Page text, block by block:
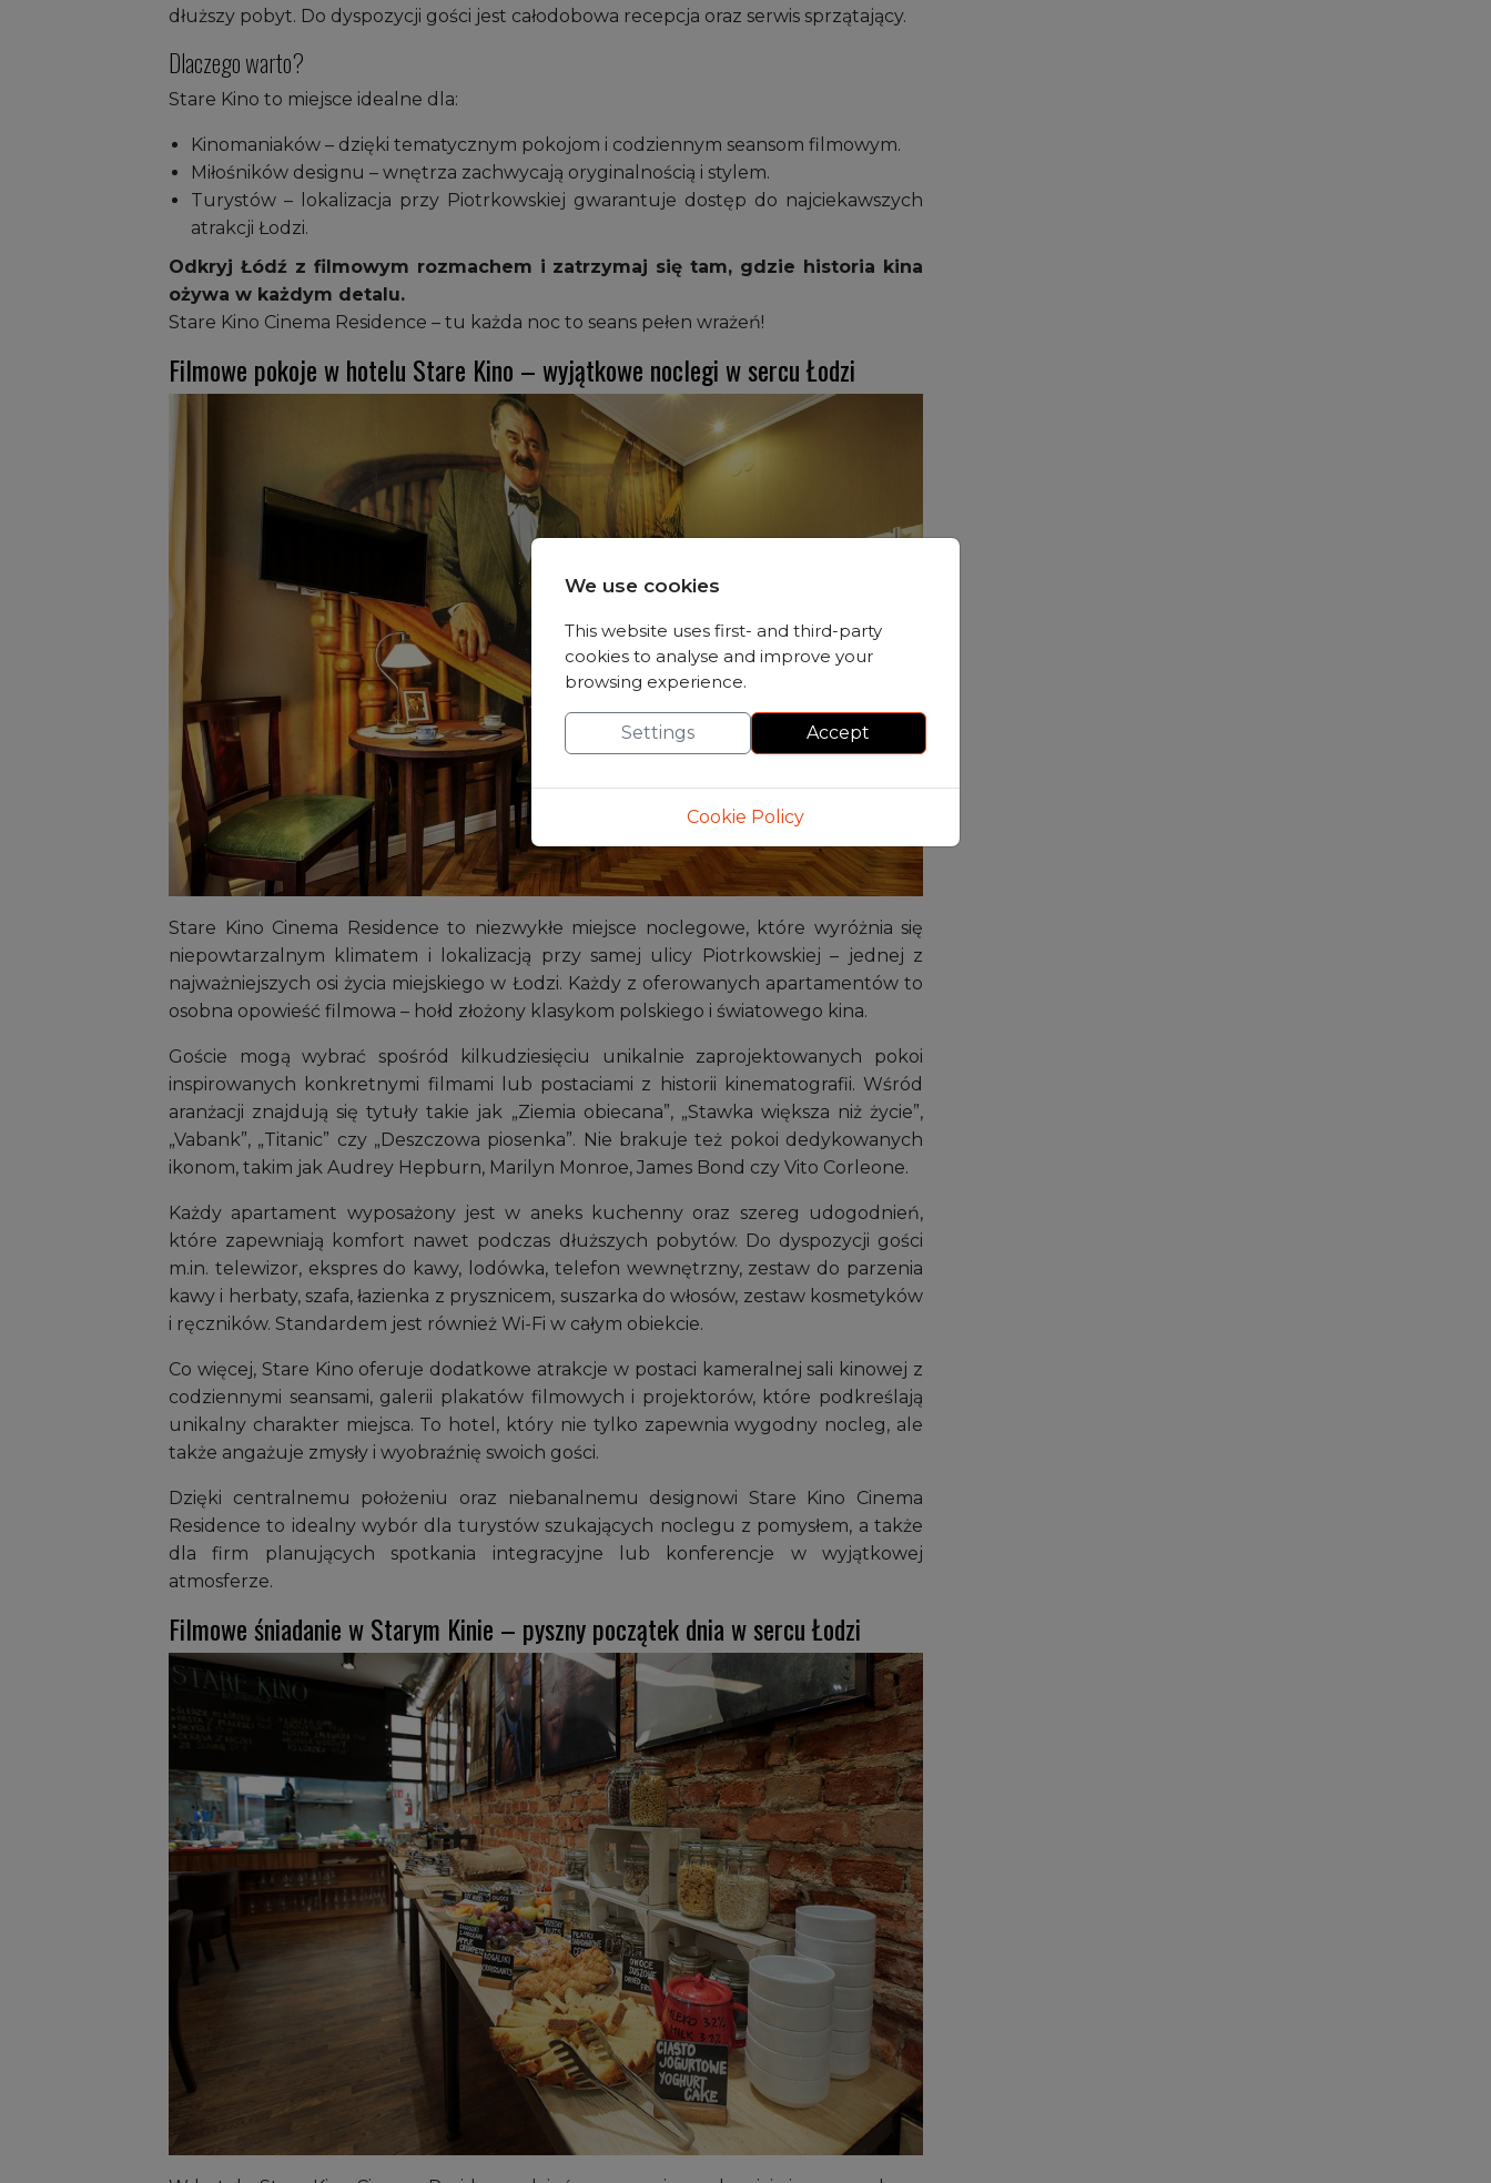
dłuższy pobyt. Do dyspozycji gości jest całodobowa recepcja oraz serwis sprzątający.
Dlaczego warto?
Stare Kino to miejsce idealne dla:
Kinomaniaków – dzięki tematycznym pokojom i codziennym seansom filmowym.
Miłośników designu – wnętrza zachwycają oryginalnością i stylem.
Turystów – lokalizacja przy Piotrkowskiej gwarantuje dostęp do najciekawszych
atrakcji Łodzi.
Odkryj Łódź z filmowym rozmachem i zatrzymaj się tam, gdzie historia kina
ożywa w każdym detalu.
Stare Kino Cinema Residence – tu każda noc to seans pełen wrażeń!
Filmowe pokoje w hotelu Stare Kino – wyjątkowe noclegi w sercu Łodzi
Stare Kino Cinema Residence to niezwykłe miejsce noclegowe, które wyróżnia się
niepowtarzalnym klimatem i lokalizacją przy samej ulicy Piotrkowskiej – jednej z
najważniejszych osi życia miejskiego w Łodzi. Każdy z oferowanych apartamentów to
osobna opowieść filmowa – hołd złożony klasykom polskiego i światowego kina.
Goście mogą wybrać spośród kilkudziesięciu unikalnie zaprojektowanych pokoi
inspirowanych konkretnymi filmami lub postaciami z historii kinematografii. Wśród
aranżacji znajdują się tytuły takie jak „Ziemia obiecana”, „Stawka większa niż życie”,
„Vabank”, „Titanic” czy „Deszczowa piosenka”. Nie brakuje też pokoi dedykowanych
ikonom, takim jak Audrey Hepburn, Marilyn Monroe, James Bond czy Vito Corleone.
Każdy apartament wyposażony jest w aneks kuchenny oraz szereg udogodnień,
które zapewniają komfort nawet podczas dłuższych pobytów. Do dyspozycji gości
m.in. telewizor, ekspres do kawy, lodówka, telefon wewnętrzny, zestaw do parzenia
kawy i herbaty, szafa, łazienka z prysznicem, suszarka do włosów, zestaw kosmetyków
i ręczników. Standardem jest również Wi-Fi w całym obiekcie.
Co więcej, Stare Kino oferuje dodatkowe atrakcje w postaci kameralnej sali kinowej z
codziennymi seansami, galerii plakatów filmowych i projektorów, które podkreślają
unikalny charakter miejsca. To hotel, który nie tylko zapewnia wygodny nocleg, ale
także angażuje zmysły i wyobraźnię swoich gości.
Dzięki centralnemu położeniu oraz niebanalnemu designowi Stare Kino Cinema
Residence to idealny wybór dla turystów szukających noclegu z pomysłem, a także
dla firm planujących spotkania integracyjne lub konferencje w wyjątkowej
atmosferze.
Filmowe śniadanie w Starym Kinie – pyszny początek dnia w sercu Łodzi
We use cookies
This website uses first- and third-party
cookies to analyse and improve your
browsing experience.
Settings Accept
Cookie Policy